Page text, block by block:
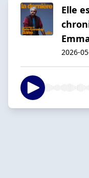
Elle
2026-